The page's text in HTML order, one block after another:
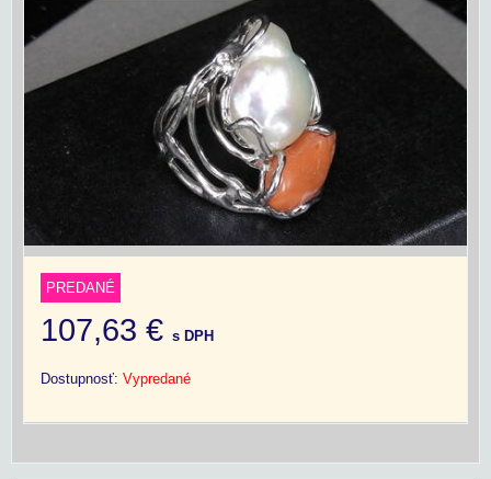
PREDANÉ
107,63 € s DPH
Dostupnosť: Vypredané